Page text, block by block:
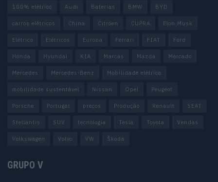
100% elétrico Audi Baterias BMW BYD
carros elétricos China Citröen CUPRA Elon Musk
Elétrico Elétricos Europa Ferrari FIAT Ford
Honda Hyundai KIA Marcas Mazda Mercado
Mercedes Mercedes-Benz Mobilidade elétrica
mobilidade sustentável Nissan Opel Peugeot
Porsche Portugal preços Produção Renault SEAT
Stellantis SUV tecnologia Tesla Toyota Vendas
Volkswagen Volvo VW Škoda
GRUPO V